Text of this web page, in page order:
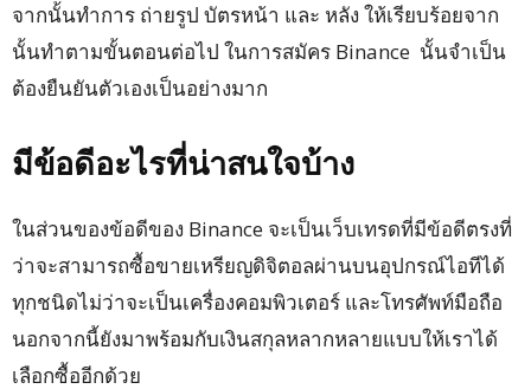
จากนั้นทำการ ถ่ายรูป บัตรหน้า และ หลัง ให้เรียบร้อยจาก
นั้นทำตามขั้นตอนต่อไป ในการสมัคร Binance นั้นจำเป็น
ต้องยืนยันตัวเองเป็นอย่างมาก
มีข้อดีอะไรที่น่าสนใจบ้าง
ในส่วนของข้อดีของ Binance จะเป็นเว็บเทรดที่มีข้อดีตรงที่
ว่าจะสามารถซื้อขายเหรียญดิจิตอลผ่านบนอุปกรณ์ไอทีได้
ทุกชนิดไม่ว่าจะเป็นเครื่องคอมพิวเตอร์ และโทรศัพท์มือถือ
นอกจากนี้ยังมาพร้อมกับเงินสกุลหลากหลายแบบให้เราได้
เลือกซื้ออีกด้วย